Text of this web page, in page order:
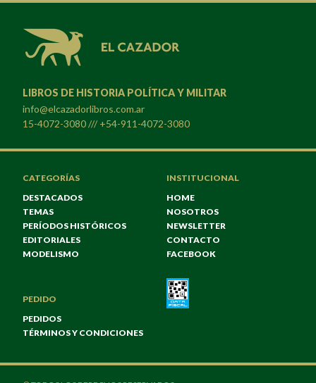
LIBROS DE HISTORIA POLÍTICA Y MILITAR
info@elcazadorlibros.com.ar
15-4072-3080 /// +54-911-4072-3080
CATEGORÍAS
DESTACADOS
TEMAS
PERÍODOS HISTÓRICOS
EDITORIALES
MODELISMO
INSTITUCIONAL
HOME
NOSOTROS
NEWSLETTER
CONTACTO
FACEBOOK
PEDIDO
PEDIDOS
TÉRMINOS Y CONDICIONES